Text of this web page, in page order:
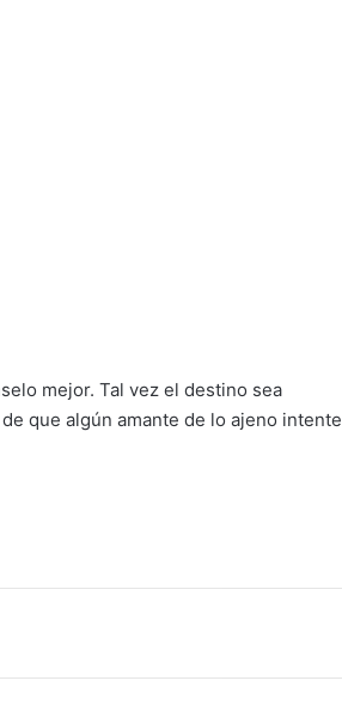
mejor. Tal vez el destino sea
que algún amante de lo ajeno intente